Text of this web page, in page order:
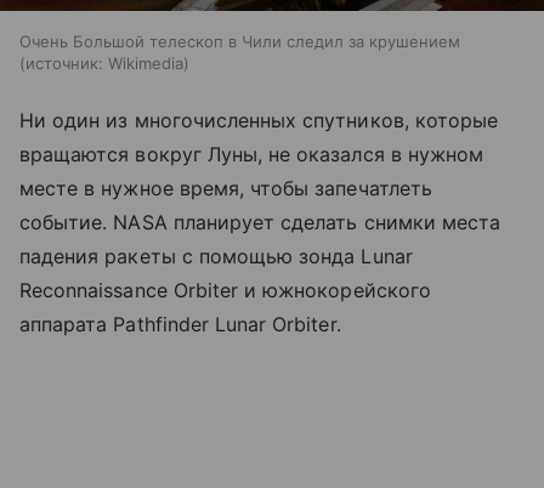
Очень Большой телескоп в Чили следил за крушением
источник: Wikimedia
Ни один из многочисленных спутников, которые
вращаются вокруг Луны, не оказался в нужном
месте в нужное время, чтобы запечатлеть
событие. NASA планирует сделать снимки места
падения ракеты с помощью зонда Lunar
Reconnaissance Orbiter и южнокорейского
аппарата Pathfinder Lunar Orbiter.